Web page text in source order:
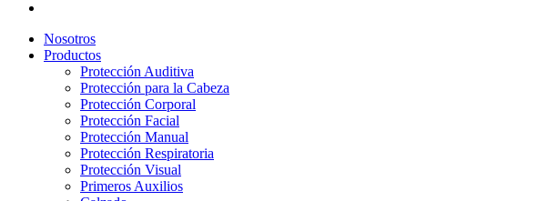
Nosotros
Productos
Protección Auditiva
Protección para la Cabeza
Protección Corporal
Protección Facial
Protección Manual
Protección Respiratoria
Protección Visual
Primeros Auxilios